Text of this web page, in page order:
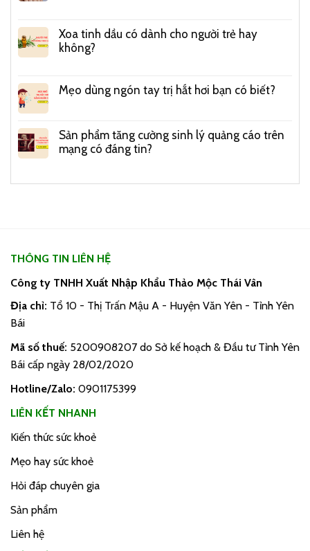
Xoa tinh dầu có dành cho người trẻ hay
không?
Mẹo dùng ngón tay trị hắt hơi bạn có biết?
Sản phẩm tăng cường sinh lý quảng cáo trên
mạng có đáng tin?
THÔNG TIN LIÊN HỆ
Công ty TNHH Xuất Nhập Khẩu Thảo Mộc Thái Vân
Địa chỉ: Tổ 10 - Thị Trấn Mậu A - Huyện Văn Yên - Tỉnh Yên
Bái
Mã số thuế: 5200908207 do Sở kế hoạch & Đầu tư Tỉnh Yên
Bái cấp ngày 28/02/2020
Hotline/Zalo: 0901175399
LIÊN KẾT NHANH
Kiến thức sức khoẻ
Mẹo hay sức khoẻ
Hỏi đáp chuyên gia
Sản phẩm
Liên hệ